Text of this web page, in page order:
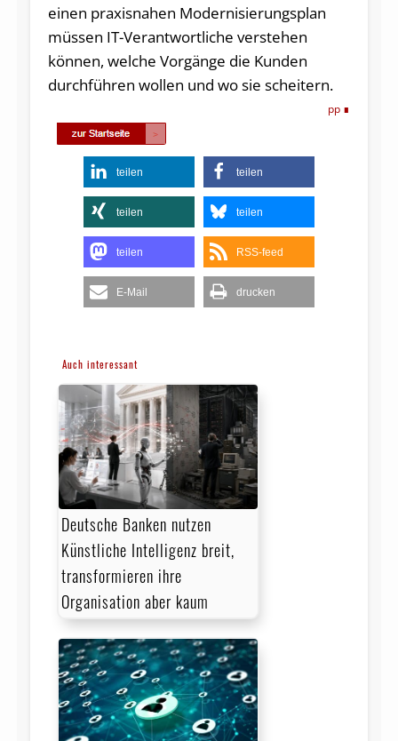
einen praxisnahen Modernisierungsplan
müssen IT-Verantwortliche verstehen
können, welche Vorgänge die Kunden
durchführen wollen und wo sie scheitern.
pp
teilen teilen
teilen teilen
teilen RSS-feed
E-Mail drucken
Auch interessant
Deutsche Banken nutzen
Künstliche Intelligenz breit,
transformieren ihre
Organisation aber kaum